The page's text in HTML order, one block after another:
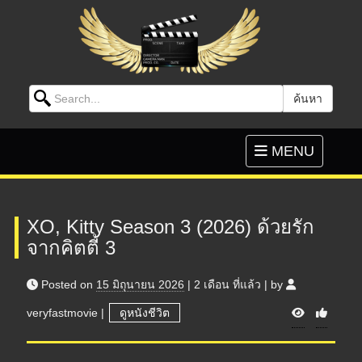
Search for: ค้นหา
Toggle
navigation
MENU
XO, Kitty Season 3 (2026) ด้วยรัก
จากคิตตี้ 3
Posted on 15 มิถุนายน 2026 | 2 เดือน ที่แล้ว | by
veryfastmovie | ดูหนังชีวิต V
i